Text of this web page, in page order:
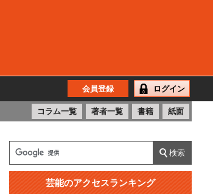
会員登録 ログイン
コラム一覧 著者一覧 書籍 紙面
芸能のアクセスランキング